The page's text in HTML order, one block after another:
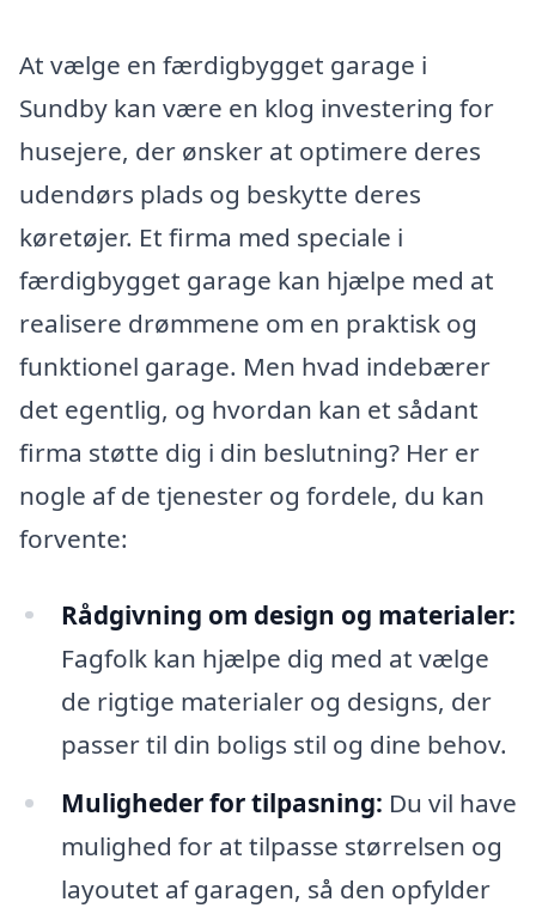
At vælge en færdigbygget garage i
Sundby kan være en klog investering for
husejere, der ønsker at optimere deres
udendørs plads og beskytte deres
køretøjer. Et firma med speciale i
færdigbygget garage kan hjælpe med at
realisere drømmene om en praktisk og
funktionel garage. Men hvad indebærer
det egentlig, og hvordan kan et sådant
firma støtte dig i din beslutning? Her er
nogle af de tjenester og fordele, du kan
forvente:
Rådgivning om design og materialer:
Fagfolk kan hjælpe dig med at vælge
de rigtige materialer og designs, der
passer til din boligs stil og dine behov.
Muligheder for tilpasning: Du vil have
mulighed for at tilpasse størrelsen og
layoutet af garagen, så den opfylder